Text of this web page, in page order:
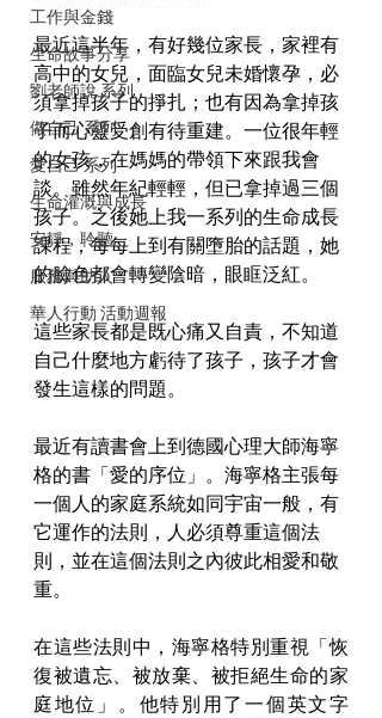
工作與金錢
生命故事分享
劉老師說 系列
做自己 系列
愛自己 系列
生命灌溉與成長
安靜，聆聽
服務與助人
華人行動 活動週報
最近這半年，有好幾位家長，家裡有
高中的女兒，面臨女兒未婚懷孕，必
須拿掉孩子的掙扎；也有因為拿掉孩
子而心靈受創有待重建。一位很年輕
的女孩，在媽媽的帶領下來跟我會
談。雖然年紀輕輕，但已拿掉過三個
孩子。之後她上我一系列的生命成長
課程，每每上到有關墮胎的話題，她
的臉色都會轉變陰暗，眼眶泛紅。
這些家長都是既心痛又自責，不知道
自己什麼地方虧待了孩子，孩子才會
發生這樣的問題。
最近有讀書會上到德國心理大師海寧
格的書「愛的序位」。海寧格主張每
一個人的家庭系統如同宇宙一般，有
它運作的法則，人必須尊重這個法
則，並在這個法則之內彼此相愛和敬
重。
在這些法則中，海寧格特別重視「恢
復被遺忘、被放棄、被拒絕生命的家
庭地位」。他特別用了一個英文字